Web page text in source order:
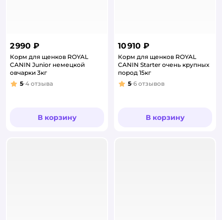
2 990 ₽
Корм для щенков ROYAL
CANIN Junior немецкой
овчарки 3кг
Рейтинг:
5 4 отзыва
В корзину
10 910 ₽
Корм для щенков ROYAL
CANIN Starter очень крупных
пород 15кг
Рейтинг:
5 6 отзывов
В корзину